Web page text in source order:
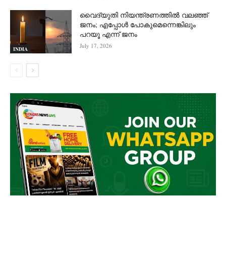
INDIA
വൈദ്യുതി നിയന്ത്രണത്തിൽ വലഞ്ഞ്
ജനം; എപ്പോൾ പോകുമെന്നെങ്കിലും
പറയൂ എന്ന് ജനം
July 17, 2026